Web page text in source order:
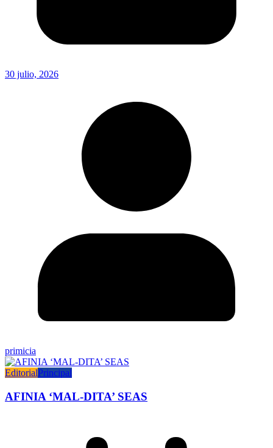
30 julio, 2026
primicia
EditorialPrincipal
AFINIA ‘MAL-DITA’ SEAS